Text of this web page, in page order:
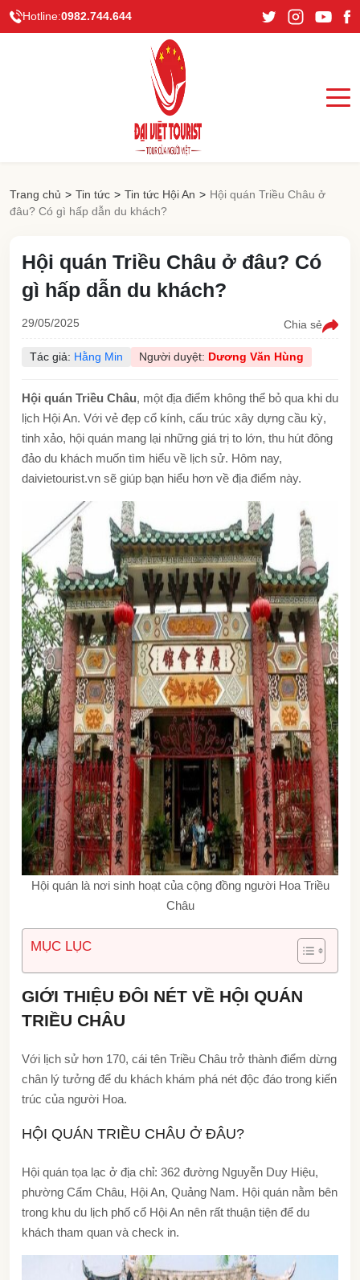
Hotline:0982.744.644
Trang chủ > Tin tức > Tin tức Hội An > Hội quán Triều Châu ở
đâu? Có gì hấp dẫn du khách?
Hội quán Triều Châu ở đâu? Có
gì hấp dẫn du khách?
29/05/2025 Chia sẻ
Tác giả: Hằng Min Người duyệt: Dương Văn Hùng
Hội quán Triều Châu, một địa điểm không thể bỏ qua khi du
lịch Hội An. Với vẻ đẹp cổ kính, cấu trúc xây dựng cầu kỳ,
tinh xảo, hội quán mang lại những giá trị to lớn, thu hút đông
đảo du khách muốn tìm hiểu về lịch sử. Hôm nay,
daivietourist.vn sẽ giúp bạn hiểu hơn về địa điểm này.
Hội quán là nơi sinh hoạt của cộng đồng người Hoa Triều
Châu
MỤC LỤC
GIỚI THIỆU ĐÔI NÉT VỀ HỘI QUÁN
TRIỀU CHÂU
Với lịch sử hơn 170, cái tên Triều Châu trở thành điểm dừng
chân lý tưởng để du khách khám phá nét độc đáo trong kiến
trúc của người Hoa.
HỘI QUÁN TRIỀU CHÂU Ở ĐÂU?
Hội quán tọa lạc ở địa chỉ: 362 đường Nguyễn Duy Hiệu,
phường Cẩm Châu, Hội An, Quảng Nam. Hội quán nằm bên
trong khu du lịch phố cổ Hội An nên rất thuận tiện để du
khách tham quan và check in.